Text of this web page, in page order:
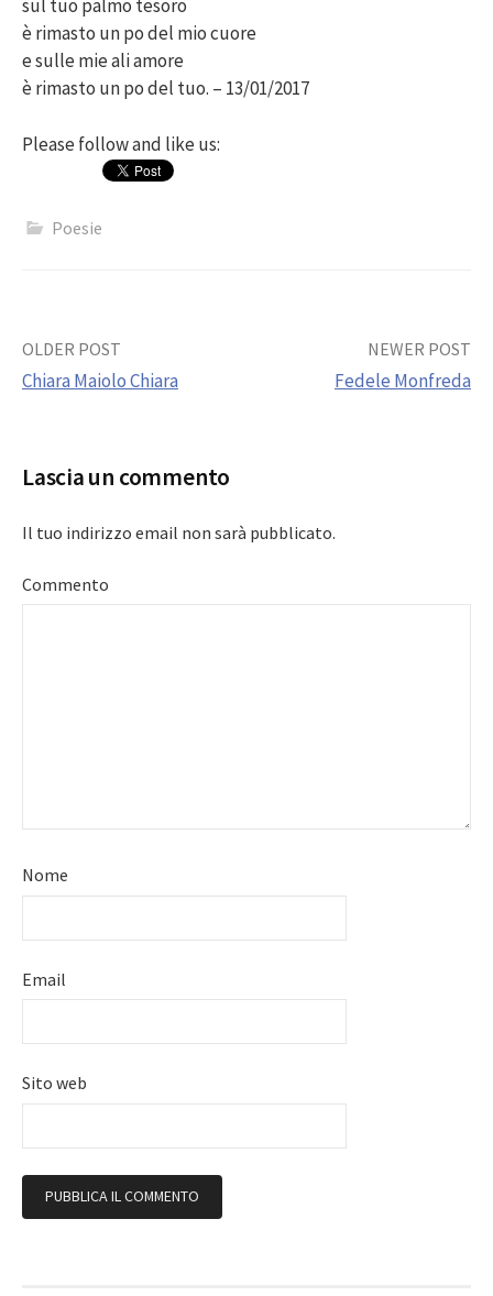
sul tuo palmo tesoro
è rimasto un po del mio cuore
e sulle mie ali amore
è rimasto un po del tuo. – 13/01/2017
Please follow and like us:
Poesie
Post
OLDER POST
Chiara Maiolo Chiara
NEWER POST
Fedele Monfreda
Lascia un commento
Il tuo indirizzo email non sarà pubblicato.
Commento
Nome
Email
Sito web